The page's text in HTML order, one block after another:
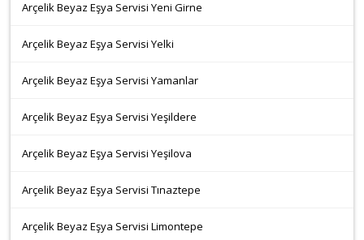
Arçelik Beyaz Eşya Servisi Yeni Girne
Arçelik Beyaz Eşya Servisi Yelki
Arçelik Beyaz Eşya Servisi Yamanlar
Arçelik Beyaz Eşya Servisi Yeşildere
Arçelik Beyaz Eşya Servisi Yeşilova
Arçelik Beyaz Eşya Servisi Tınaztepe
Arçelik Beyaz Eşya Servisi Limontepe